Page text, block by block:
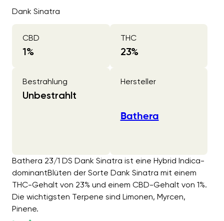
Dank Sinatra
CBD
1%
THC
23%
Bestrahlung
Unbestrahlt
Hersteller
Bathera
Bathera 23/1 DS Dank Sinatra ist eine Hybrid Indica-
dominantBlüten der Sorte Dank Sinatra mit einem
THC-Gehalt von 23% und einem CBD-Gehalt von 1%.
Die wichtigsten Terpene sind Limonen, Myrcen,
Pinene.